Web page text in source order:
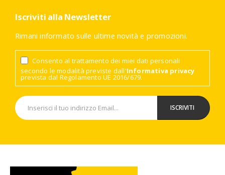
Iscriviti alla Newsletter
Rimani informato sulle ultime novità e promozioni.
Consento al trattamento dei miei dati personali
secondo le modalità previste dall'Informativa privacy
prevista dal Regolamento UE 2016/679.